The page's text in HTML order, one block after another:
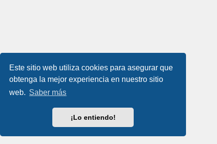
Este sitio web utiliza cookies para asegurar que
obtenga la mejor experiencia en nuestro sitio
web. Saber más
¡Lo entiendo!